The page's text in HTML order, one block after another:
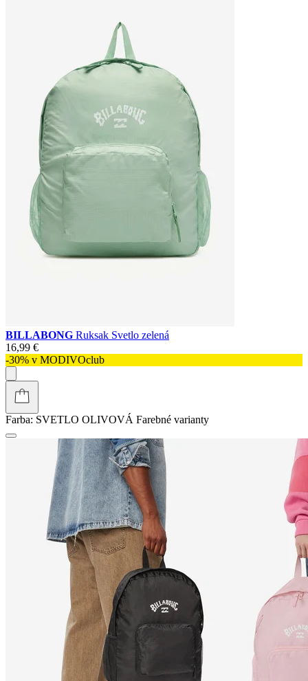
BILLABONG Ruksak Svetlo zelená
16,99 €
-30% v MODIVOclub
Farba: SVETLO OLIVOVÁ Farebné varianty